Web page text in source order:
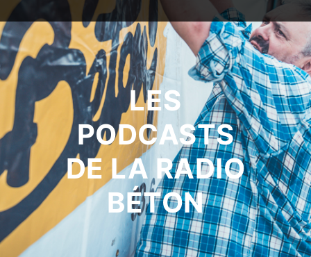
LES
PODCASTS
DE LA RADIO
BÉTON